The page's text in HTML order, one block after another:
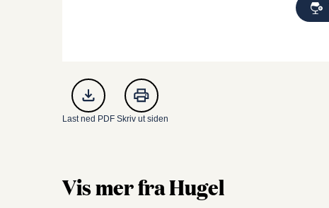
Last ned PDF Skriv ut siden
Vis mer fra Hugel